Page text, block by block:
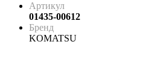
Артикул
01435-00612
Бренд
KOMATSU